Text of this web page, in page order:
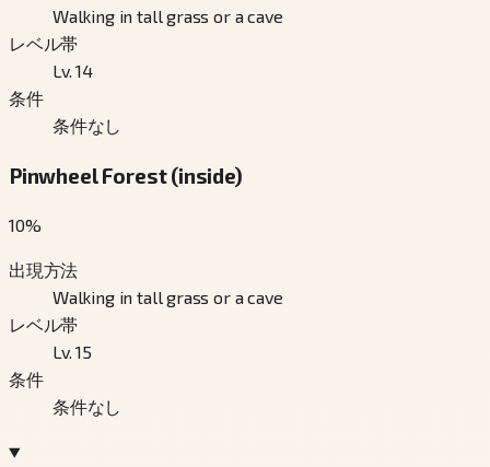
Walking in tall grass or a cave
レベル帯
Lv. 14
条件
条件なし
Pinwheel Forest (inside)
10%
出現方法
Walking in tall grass or a cave
レベル帯
Lv. 15
条件
条件なし